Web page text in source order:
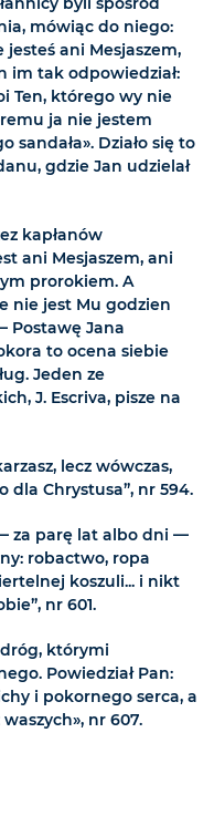
mówiąc do niego:
jesteś ani Mesjaszem,
im tak odpowiedział:
Ten, którego wy nie
ja nie jestem
sandała». Działo się to
gdzie Jan udzielał
kapłanów
ani Mesjaszem, ani
prorokiem. A
nie jest Mu godzien
Postawę Jana
to ocena siebie
Jeden ze
J. Escriva, pisze na
lecz wówczas,
dla Chrystusa”, nr 594.
za parę lat albo dni —
robactwo, ropa
koszuli... i nikt
nr 601.
którymi
Powiedział Pan:
i pokornego serca, a
nr 607.